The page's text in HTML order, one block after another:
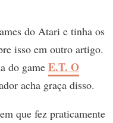
do Atari e tinha os
isso em outro artigo.
do game E.T. O
acha graça disso.
que fez praticamente